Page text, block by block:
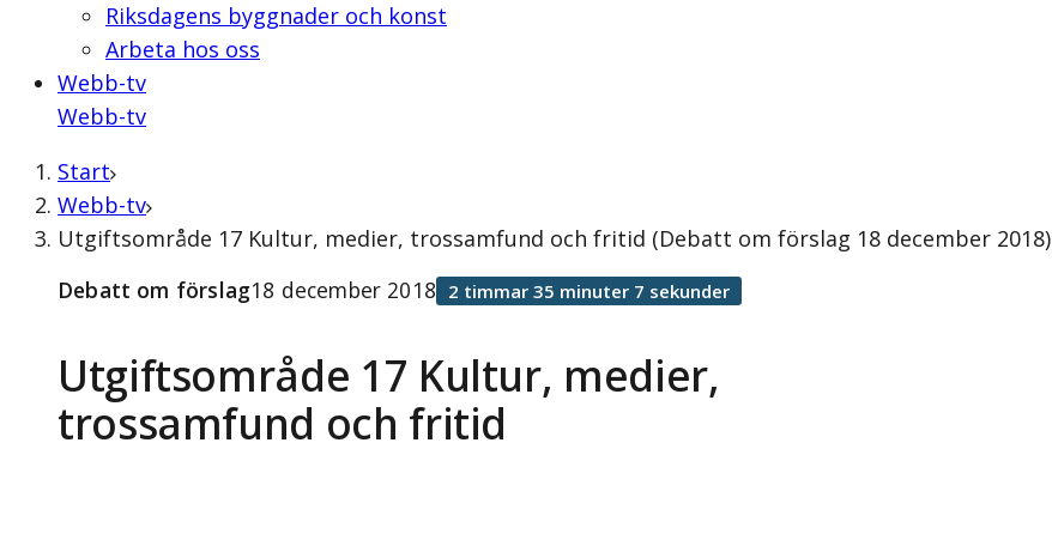
Riksdagens byggnader och konst
Arbeta hos oss
Webb-tv
Webb-tv
Start
Webb-tv
Utgiftsområde 17 Kultur, medier, trossamfund och fritid (Debatt om förslag 18 december 2018)
Utgiftsområde 17 Kultur, medier,
trossamfund och fritid
Debatt om förslag18 december 2018 2 timmar 35 minuter 7 sekunder